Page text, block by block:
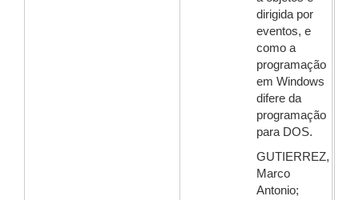
dirigida por
eventos, e
como a
programação
em Windows
difere da
programação
para DOS.
GUTIERREZ,
Marco
Antonio;